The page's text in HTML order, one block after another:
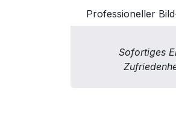
Professioneller
Sofortiges